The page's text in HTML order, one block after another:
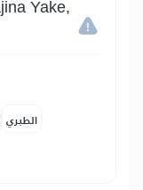
Yake,
الطبري